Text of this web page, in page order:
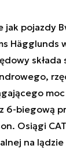
jak pojazdy
Hägglunds
składa
6-biegową
Osiągi
na lądzie